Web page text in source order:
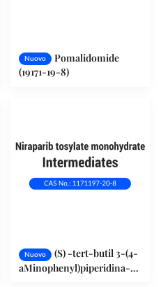
Nuovo
Pomalidomide
(19171-19-8)
Nuovo
(S) -tert-butil 3-(4-
aMinophenyl)piperidina-1-